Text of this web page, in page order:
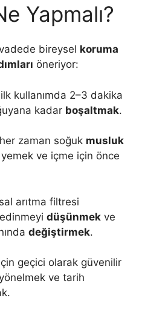
Yapmalı?
bireysel koruma
öneriyor:
kullanımda 2–3 dakika
kadar boşaltmak.
zaman soğuk musluk
ve içme için önce
arıtma filtresi
düşünmek ve
değiştirmek.
geçici olarak güvenilir
ve tarih